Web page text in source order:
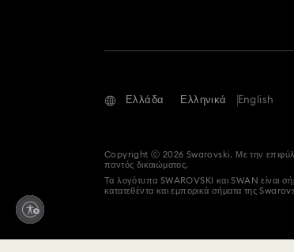
Ελλάδα Ελληνικά English
Copyright ⓒ 2026 Swarovski. Με την
παντός δικαιώματος.
Τα λογότυπα SWAROVSKI και SWAN είναι
κατατεθέντα και εμπορικά σήματα της